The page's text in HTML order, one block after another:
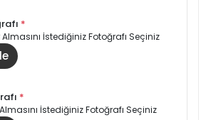
*
İstediğiniz Fotoğrafı Seçiniz
*
İstediğiniz Fotoğrafı Seçiniz